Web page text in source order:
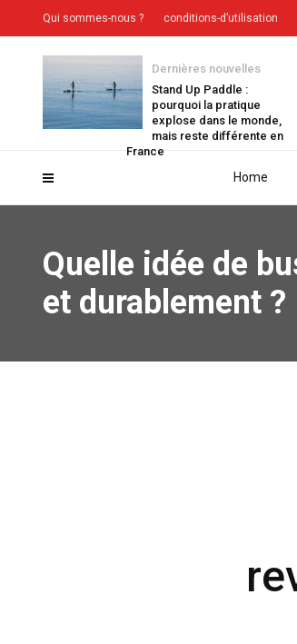
Home
Dernières nouvelles
Stand Up Paddle :
pourquoi la pratique
explose dans le monde,
mais reste différente en
France
Qui sommes-nous ? conditions-d’utilisation
Quelle idée de
et durablement ?